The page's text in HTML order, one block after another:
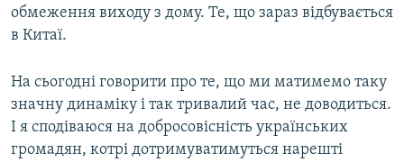
обмеження виходу з дому. Те, що зараз відбувається
в Китаї.
На сьогодні говорити про те, що ми матимемо таку
значну динаміку і так тривалий час, не доводиться.
І я сподіваюся на добросовісність українських
громадян, котрі дотримуватимуться нарешті